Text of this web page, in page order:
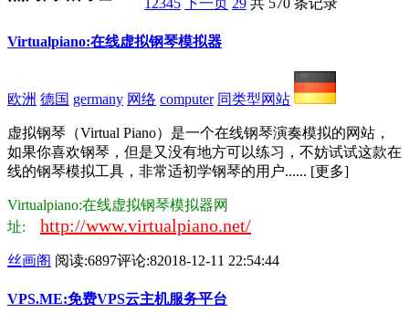
Virtualpiano:在线虚拟钢琴模拟器
欧洲 德国 germany 网络 computer 同类型网站
虚拟钢琴（Virtual Piano）是一个在线钢琴演奏模拟的网站，
如果你喜欢钢琴，但是又没有地方可以练习，不妨试试这款在
线的钢琴模拟工具，非常适初学钢琴的用户...... [更多]
Virtualpiano:在线虚拟钢琴模拟器网
址: http://www.virtualpiano.net/
丝画阁 阅读:6897评论:82018-12-11 22:54:44
VPS.ME:免费VPS云主机服务平台